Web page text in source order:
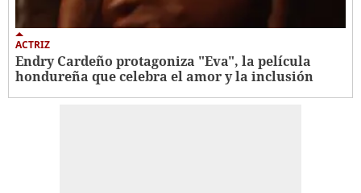
ACTRIZ
Endry Cardeño protagoniza "Eva", la película
hondureña que celebra el amor y la inclusión